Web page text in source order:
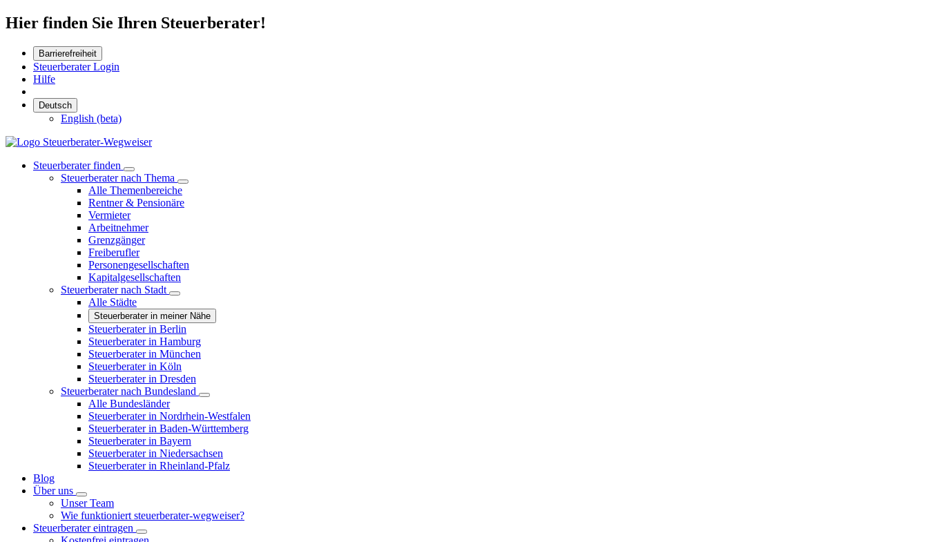
Hier finden Sie Ihren Steuerberater!
Barrierefreiheit
Steuerberater Login
Hilfe
Deutsch
English (beta)
Steuerberater finden
Steuerberater nach Thema
Alle Themenbereiche
Rentner & Pensionäre
Vermieter
Arbeitnehmer
Grenzgänger
Freiberufler
Personengesellschaften
Kapitalgesellschaften
Steuerberater nach Stadt
Alle Städte
Steuerberater in meiner Nähe
Steuerberater in Berlin
Steuerberater in Hamburg
Steuerberater in München
Steuerberater in Köln
Steuerberater in Dresden
Steuerberater nach Bundesland
Alle Bundesländer
Steuerberater in Nordrhein-Westfalen
Steuerberater in Baden-Württemberg
Steuerberater in Bayern
Steuerberater in Niedersachsen
Steuerberater in Rheinland-Pfalz
Blog
Über uns
Unser Team
Wie funktioniert steuerberater-wegweiser?
Steuerberater eintragen